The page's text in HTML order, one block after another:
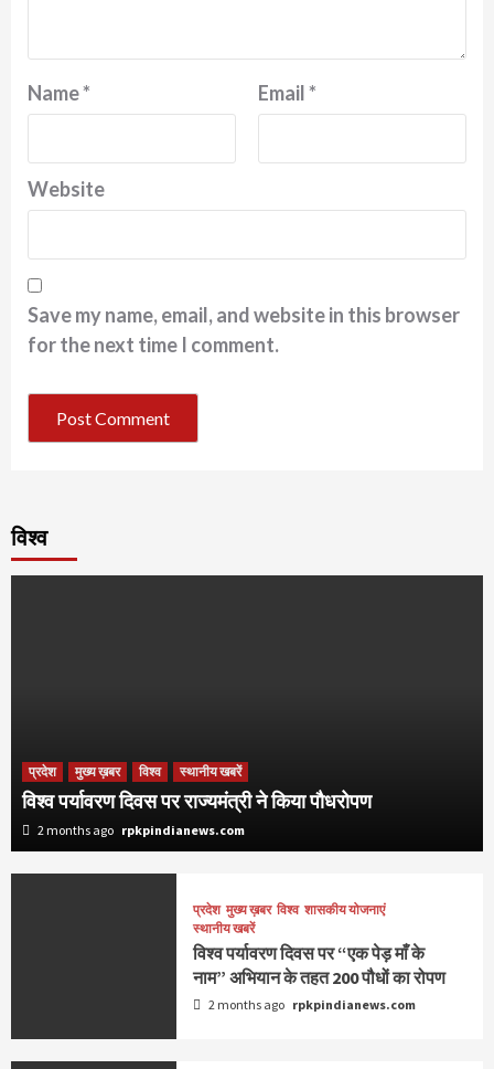
Name* Email*
Website
Save my name, email, and website in this browser
for the next time I comment.
विश्व
प्रदेश मुख्य ख़बर विश्व स्थानीय खबरें
विश्व पर्यावरण दिवस पर राज्यमंत्री ने किया पौधरोपण
2 months ago rpkpindianews.com
प्रदेश मुख्य ख़बर विश्व शासकीय योजनाएं
स्थानीय खबरें
विश्व पर्यावरण दिवस पर “एक पेड़ माँ के
नाम” अभियान के तहत 200 पौधों का रोपण
2 months ago rpkpindianews.com